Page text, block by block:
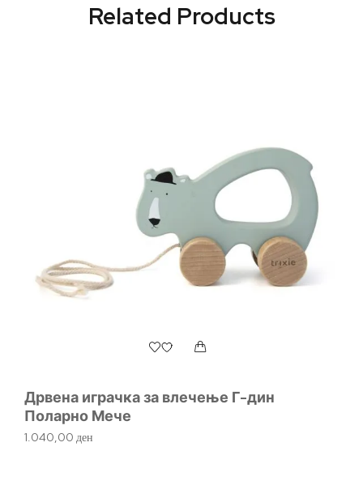
Related Products
Дрвена играчка за влечење Г-дин
Поларно Мече
1.040,00 ден